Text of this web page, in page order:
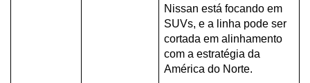
Nissan está focando em
SUVs, e a linha pode ser
cortada em alinhamento
com a estratégia da
América do Norte.